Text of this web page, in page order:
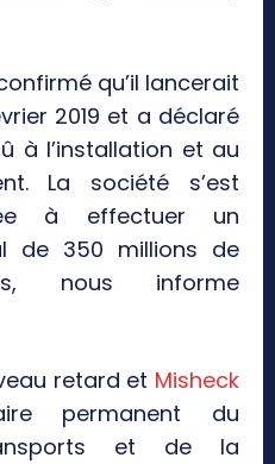
qu’il lancerait
2019 et a déclaré
à l’installation et au
La société s’est
à effectuer un
de 350 millions de
nous informe
retard et Misheck
permanent du
et de la